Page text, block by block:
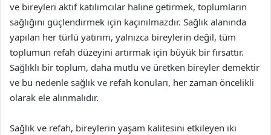
ve bireyleri aktif katılımcılar haline getirmek, toplumların
sağlığını güçlendirmek için kaçınılmazdır. Sağlık alanında
yapılan her türlü yatırım, yalnızca bireylerin değil, tüm
toplumun refah düzeyini artırmak için büyük bir fırsattır.
Sağlıklı bir toplum, daha mutlu ve üretken bireyler demektir
ve bu nedenle sağlık ve refah konuları, her zaman öncelikli
olarak ele alınmalıdır.
Sağlık ve refah, bireylerin yaşam kalitesini etkileyen iki